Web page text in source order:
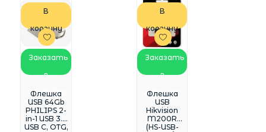
В
корзину
Заказать
в
WhatsApp
Флешка
USB 64Gb
PHILIPS 2-
in-1 USB 3.2
USB C, OTG,
В
корзину
Заказать
в
WhatsApp
Флешка
USB
Hikvision
M200R
(HS-USB-